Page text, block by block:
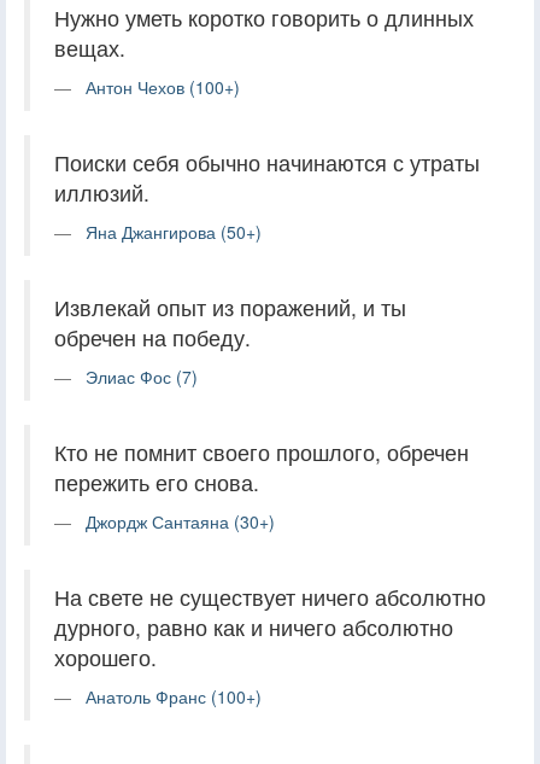
Нужно уметь коротко говорить о длинных
вещах.
Антон Чехов (100+)
Поиски себя обычно начинаются с утраты
иллюзий.
Яна Джангирова (50+)
Извлекай опыт из поражений, и ты
обречен на победу.
Элиас Фос (7)
Кто не помнит своего прошлого, обречен
пережить его снова.
Джордж Сантаяна (30+)
На свете не существует ничего абсолютно
дурного, равно как и ничего абсолютно
хорошего.
Анатоль Франс (100+)